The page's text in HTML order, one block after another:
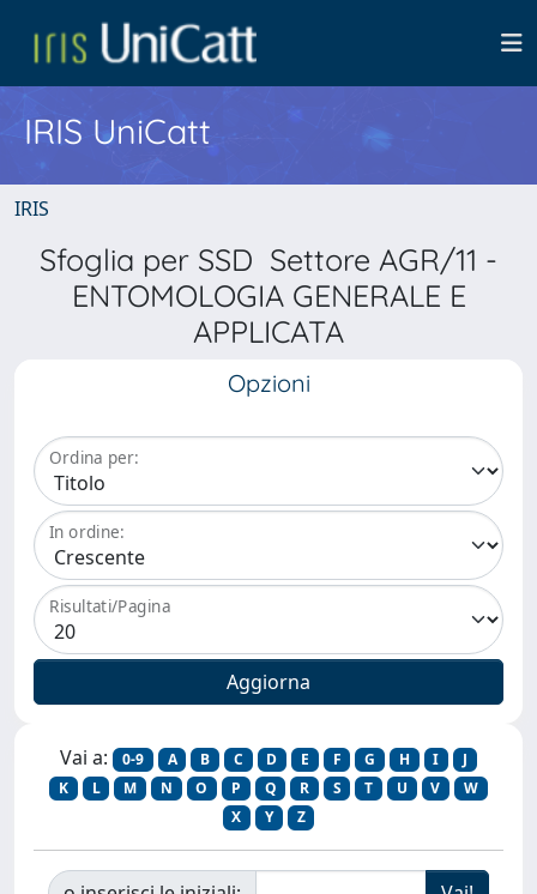
IRIS UniCatt
IRIS
Sfoglia per SSD Settore AGR/11 -
ENTOMOLOGIA GENERALE E
APPLICATA
Opzioni
Ordina per:
In ordine:
Risultati/Pagina
Vai a: 0-9 A B C D E F G H I
J
K
L M N O P Q R S T U V
W
X
Y Z